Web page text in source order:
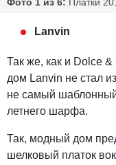
Фото 1 из 6: Платки
Lanvin
Так же, как и Dolce
дом Lanvin не стал
не самый шаблонный
летнего шарфа.
Так, модный дом
шелковый платок